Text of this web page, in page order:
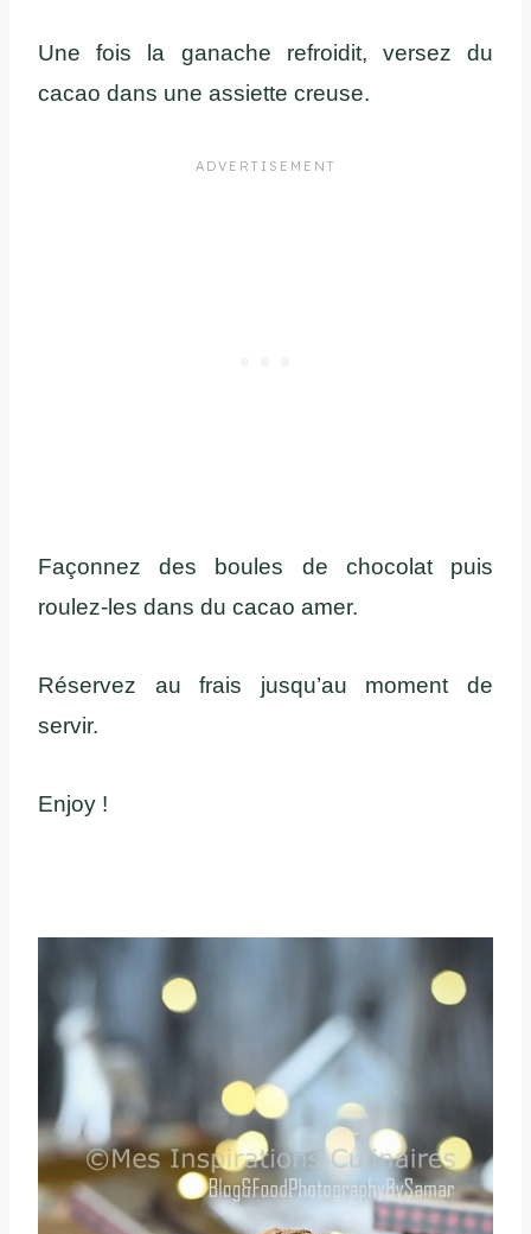
Une fois la ganache refroidit, versez du
cacao dans une assiette creuse.
Façonnez des boules de chocolat puis
roulez-les dans du cacao amer.
Réservez au frais jusqu’au moment de
servir.
Enjoy !